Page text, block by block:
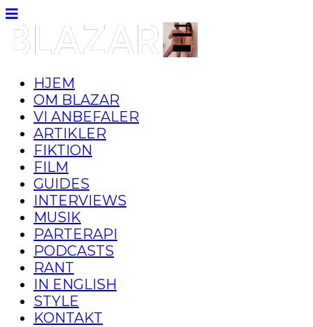
HJEM
OM BLAZAR
VI ANBEFALER
ARTIKLER
FIKTION
FILM
GUIDES
INTERVIEWS
MUSIK
PARTERAPI
PODCASTS
RANT
IN ENGLISH
STYLE
KONTAKT